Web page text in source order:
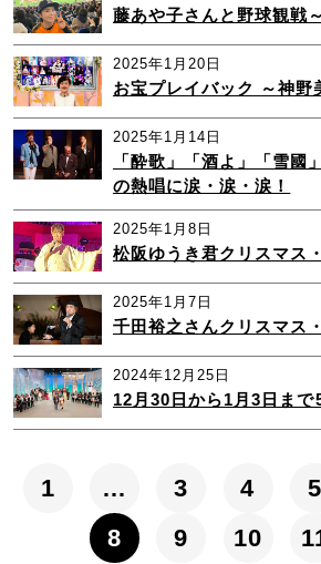
藤あや子さんと野球観戦～
2025年1月20日
お宝プレイバック ～神野
2025年1月14日
「酔歌」「酒よ」「雪
の熱唱に涙・涙・涙！
2025年1月8日
松阪ゆうき君クリスマス
2025年1月7日
千田裕之さんクリスマス
2024年12月25日
12月30日から1月3日まで
1 … 3 4 5
8
9 10